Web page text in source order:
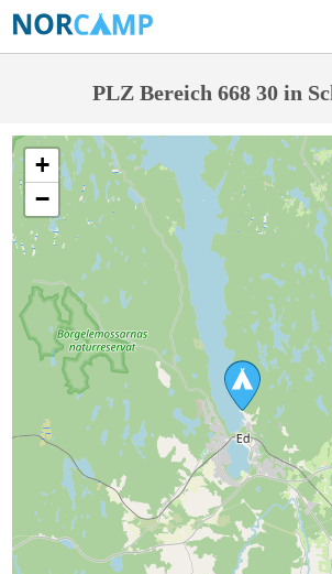
PLZ Bereich 668 30 in
+
−